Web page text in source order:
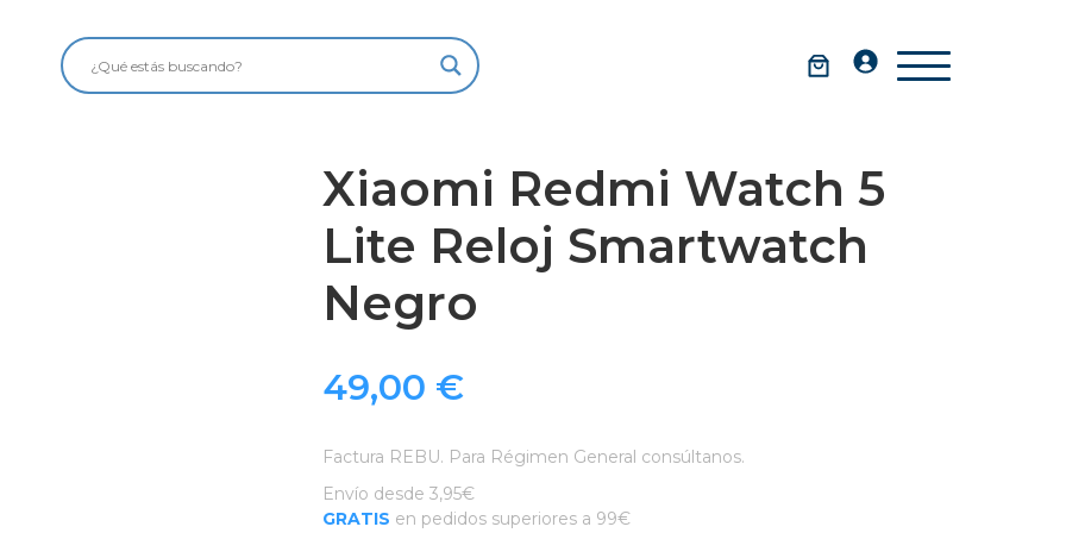
Xiaomi Redmi Watch 5
Lite Reloj Smartwatch
Negro
49,00 €
Factura REBU. Para Régimen General consúltanos.
Envío desde 3,95€
GRATIS en pedidos superiores a 99€